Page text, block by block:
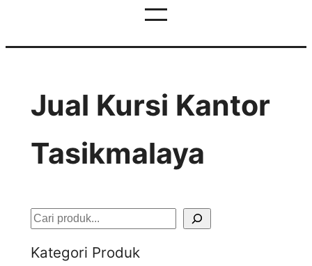
Jual Kursi Kantor
Tasikmalaya
S
Kategori Produk